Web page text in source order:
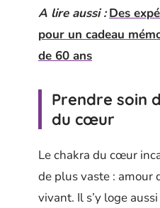
A lire aussi : Des
pour un cadeau
de 60 ans
Prendre soin
du cœur
Le chakra du cœur
de plus vaste : amour
vivant. Il s’y loge